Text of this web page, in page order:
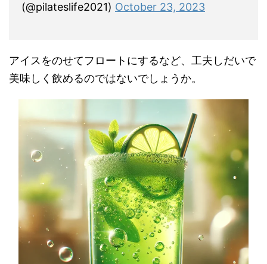
(@pilateslife2021) October 23, 2023
アイスをのせてフロートにするなど、工夫しだいで
美味しく飲めるのではないでしょうか。